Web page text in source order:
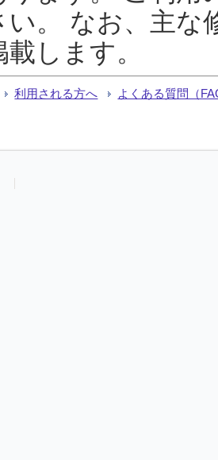
い。 なお、主な
します。
利用される方へ よくある質問（